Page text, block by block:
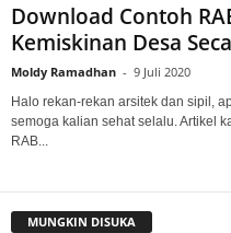
Download Contoh
Kemiskinan Desa
Moldy Ramadhan - 9 Juli 2020
Halo rekan-rekan arsitek dan sipil,
semoga kalian sehat selalu. Artikel
RAB...
MUNGKIN DISUKA